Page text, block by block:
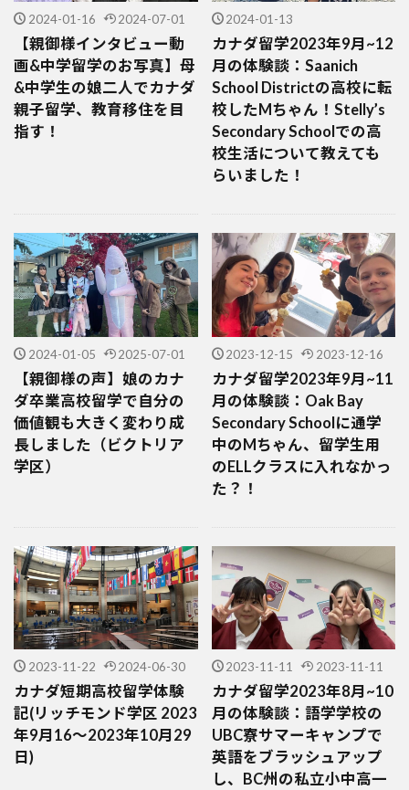
2024-01-16 2024-07-01
【親御様インタビュー動
画&中学留学のお写真】母
&中学生の娘二人でカナダ
親子留学、教育移住を目
指す！
2024-01-13
カナダ留学2023年9月~12
月の体験談：Saanich
School Districtの高校に転
校したMちゃん！Stelly’s
Secondary Schoolでの高
校生活について教えても
らいました！
2024-01-05 2025-07-01
【親御様の声】娘のカナ
ダ卒業高校留学で自分の
価値観も大きく変わり成
長しました（ビクトリア
学区）
2023-12-15 2023-12-16
カナダ留学2023年9月~11
月の体験談：Oak Bay
Secondary Schoolに通学
中のMちゃん、留学生用
のELLクラスに入れなかっ
た？！
2023-11-22 2024-06-30
カナダ短期高校留学体験
記(リッチモンド学区 2023
年9月16～2023年10月29
日)
2023-11-11 2023-11-11
カナダ留学2023年8月~10
月の体験談：語学学校の
UBC寮サマーキャンプで
英語をブラッシュアップ
し、BC州の私立小中高一